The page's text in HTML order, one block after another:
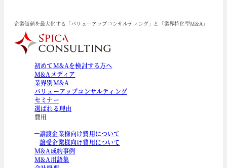
企業価値を最大化する「バリューアップコンサルティング」と「業界特化型M&A」
初めてM&Aを検討する方へ
M&Aメディア
業界別M&A
バリューアップコンサルティング
セミナー
選ばれる理由
費用
譲渡企業様向け費用について
譲受企業様向け費用について
M&A成約事例
M&A用語集